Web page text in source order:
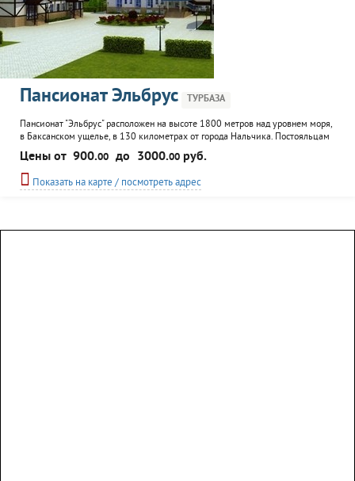
Пансионат Эльбрус ТУРБАЗА
Пансионат "Эльбрус" расположен на высоте 1800 метров над уровнем моря,
в Баксанском ущелье, в 130 километрах от города Нальчика. Постояльцам
предлагаются коттеджи и номера в двух корпусах: все удобства, TV,
возможность подключения к интернету, телефонная связь, мини-бар. На
территории - ресторан, кальян-бар, сауна, конференц-зал и зал заседаний,
крытый спортивный комплекс. К услугам
Цены от 900.00 до 3000.00 руб.
Показать на карте / посмотреть адрес